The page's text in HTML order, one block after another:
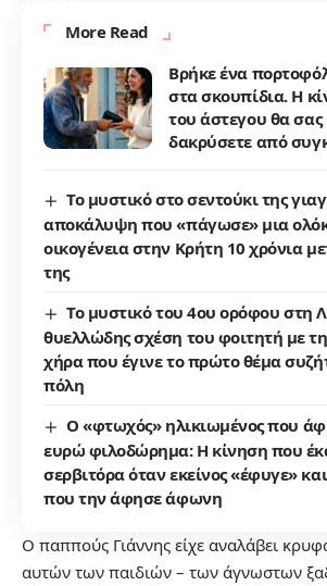
More Read
Βρήκε ένα
στα σκουπίδια. Η
του άστεγου θα σας
δακρύσετε από
Το μυστικό στο σεντούκι της
αποκάλυψη που «πάγωσε» μια
οικογένεια στην Κρήτη 10 χρόνια
της
Το μυστικό του 4ου ορόφου στη
θυελλώδης σχέση του φοιτητή με
χήρα που έγινε το πρώτο θέμα
πόλη
Ο «φτωχός» ηλικιωμένος που
ευρώ φιλοδώρημα: Η κίνηση που
σερβιτόρα όταν εκείνος «έφυγε»
που την άφησε άφωνη
Ο παππούς Γιάννης είχε αναλάβει
αυτών των παιδιών – των άγνωστων